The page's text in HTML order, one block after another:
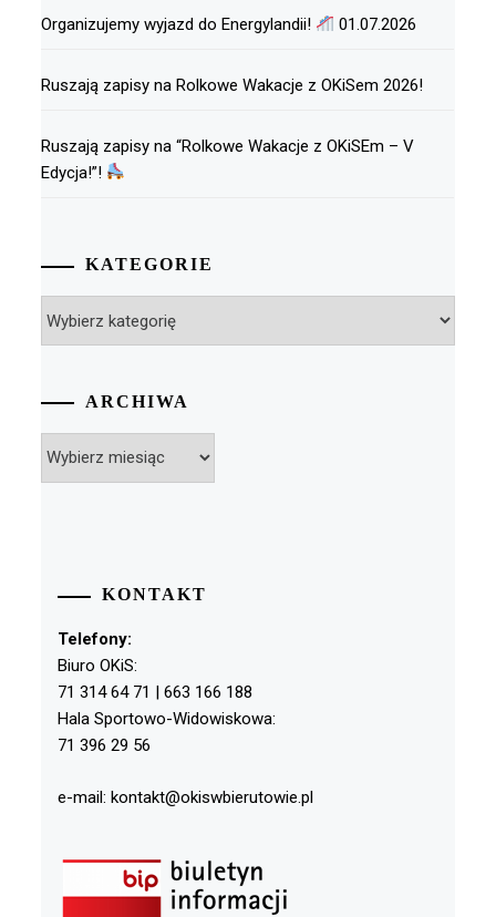
Organizujemy wyjazd do Energylandii! 01.07.2026
Ruszają zapisy na Rolkowe Wakacje z OKiSem 2026!
Ruszają zapisy na “Rolkowe Wakacje z OKiSEm – V
Edycja!”!
KATEGORIE
ARCHIWA
KONTAKT
Telefony:
Biuro OKiS:
71 314 64 71 | 663 166 188
Hala Sportowo-Widowiskowa:
71 396 29 56
e-mail: kontakt@okiswbierutowie.pl